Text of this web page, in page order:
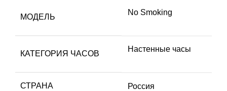
МОДЕЛЬ
No Smoking
КАТЕГОРИЯ ЧАСОВ
Настенные часы
СТРАНА
Россия